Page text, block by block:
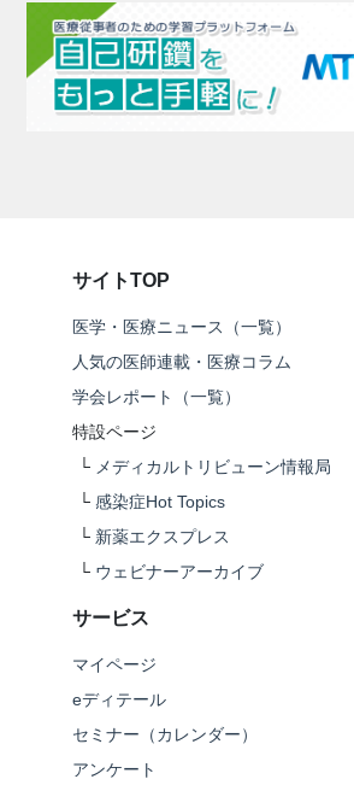
サイトTOP
医学・医療ニュース（一覧）
人気の医師連載・医療コラム
学会レポート（一覧）
特設ページ
└ メディカルトリビューン情報局
└ 感染症Hot Topics
└ 新薬エクスプレス
└ ウェビナーアーカイブ
サービス
マイページ
eディテール
セミナー（カレンダー）
アンケート